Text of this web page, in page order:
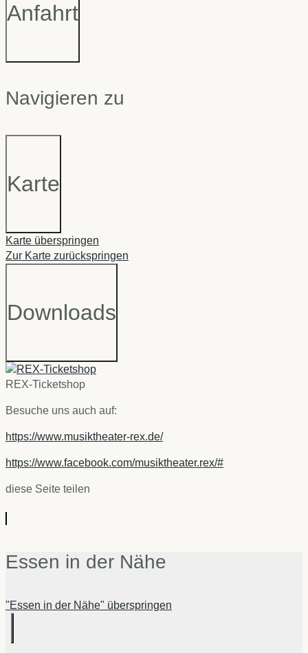
Anfahrt
Navigieren zu
Karte
Karte überspringen
Zur Karte zurückspringen
Downloads
REX-Ticketshop
Besuche uns auch auf:
https://www.musiktheater-rex.de/
https://www.facebook.com/musiktheater.rex/#
diese Seite teilen
Essen in der Nähe
"Essen in der Nähe" überspringen